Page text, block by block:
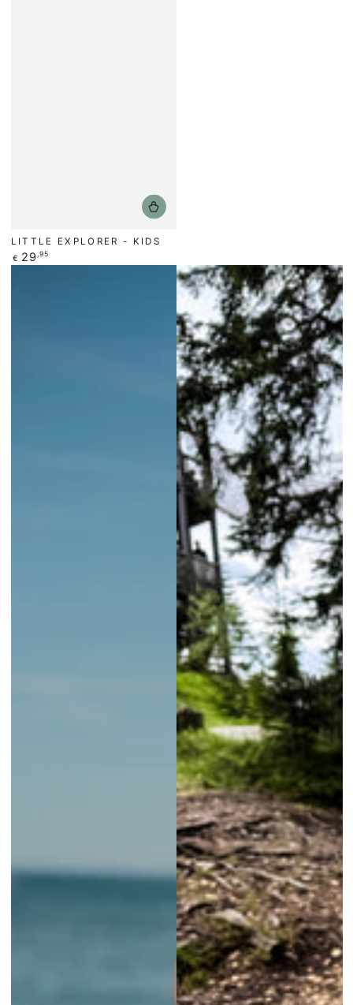
LITTLE EXPLORER - KIDS
Regulärer
€ 29 ,95